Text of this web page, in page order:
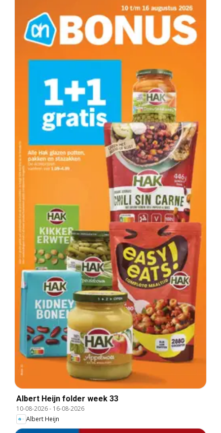
Albert Heijn folder week 33
10-08-2026- 16-08-2026
Albert Heijn